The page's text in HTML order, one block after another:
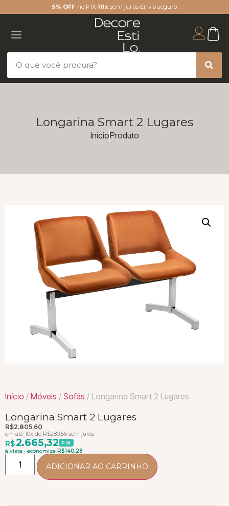
5% OFF no PIX•10xsem juros•Envio seguro
Longarina Smart 2 Lugares
InícioProduto
Início / Móveis / Sofás / Longarina Smart 2 Lugares
Longarina Smart 2 Lugares
R$2.805,60
em até 10x de R$280,56 sem juros
R$2.665,32 PIX
à vista · economize R$140,28
ADICIONAR AO CARRINHO